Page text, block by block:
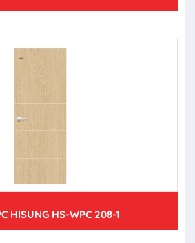
HISUNG HS-WPC 208-1